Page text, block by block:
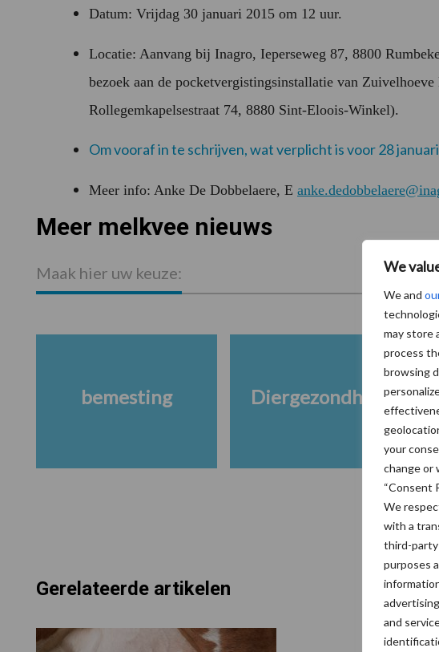
We
We and
may store
process
browsing
your
change or
“Consent
We
with a
third-party
purposes
and
Datum: Vrijdag 30 januari 2015 om 12 uur.
Locatie: Aanvang bij Inagro, Ieperseweg 87, 8800
bezoek aan de pocketvergistingsinstallatie van
Rollegemkapelsestraat 74, 8880 Sint-Eloois-Winkel).
Om vooraf in te schrijven, wat verplicht is voor 28
Meer info: Anke De Dobbelaere, E
Meer melkvee nieuws
Maak hier uw keuze:
bemesting Diergezondheid
Gerelateerde artikelen